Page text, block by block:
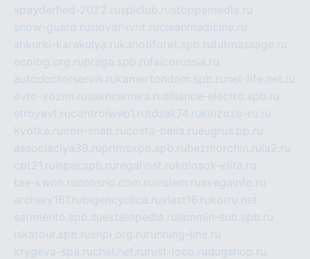
spayderhed-2022.rusplclub.rustoppamedia.ru
snow-guard.ruslovar-ivrit.rucleanmedicine.ru
shkurki-karakulya.rukanotiforet.spb.rututmassage.ru
ecolog.org.rupraga.spb.rufalcorussia.ru
autodoctorservis.rukamertondom.spb.ru net-life.net.ru
avto-vozim.rusakhcamera.rualliance-electro.spb.ru
stroyavt.rucontrolweb1.rutdsak74.rukinzozo-ru.ru
kvotka.ru iron-snab.rucosta-bella.rueugrus.pp.ru
associaciya39.ruprimexpo.spb.rubezmorchin.ru ia2.ru
cpt21.ru ispecspb.ru regahost.rukolosok-elita.ru
tae-kwon.ruconsrio.com.ru insiam.ruavegainfo.ru
archery161.rubigencyclica.ruvlast16.rukorru.net
sarmiento.spb.suextelopedia.ru lammin-suo.spb.ru
iskatour.spb.rusnpi.org.ru running-line.ru
krygeva-spa.ruchel.net.ru rust-loco.rudugshop.ru